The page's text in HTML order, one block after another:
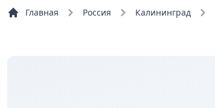
Главная Россия Калининград
Обзорные